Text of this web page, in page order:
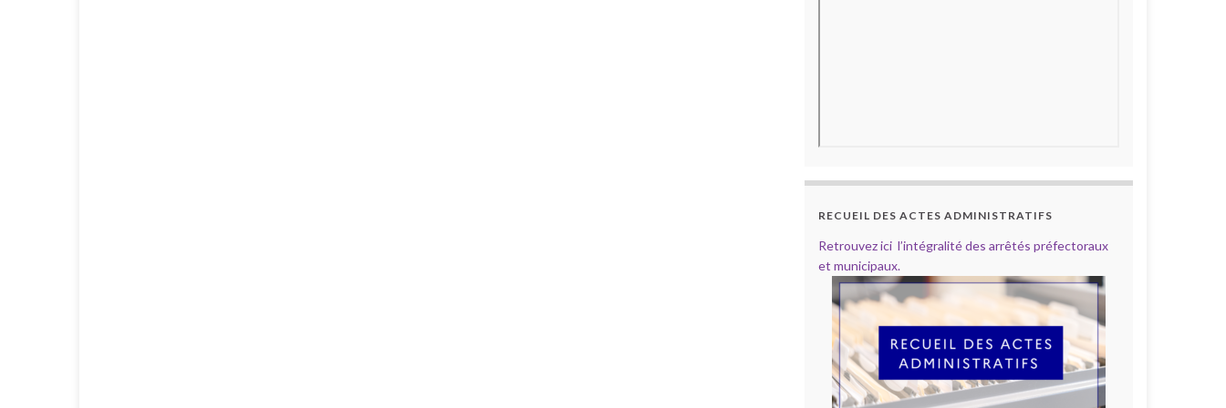
RECUEIL DES ACTES ADMINISTRATIFS
Retrouvez ici l’intégralité des arrêtés préfectoraux
et municipaux.